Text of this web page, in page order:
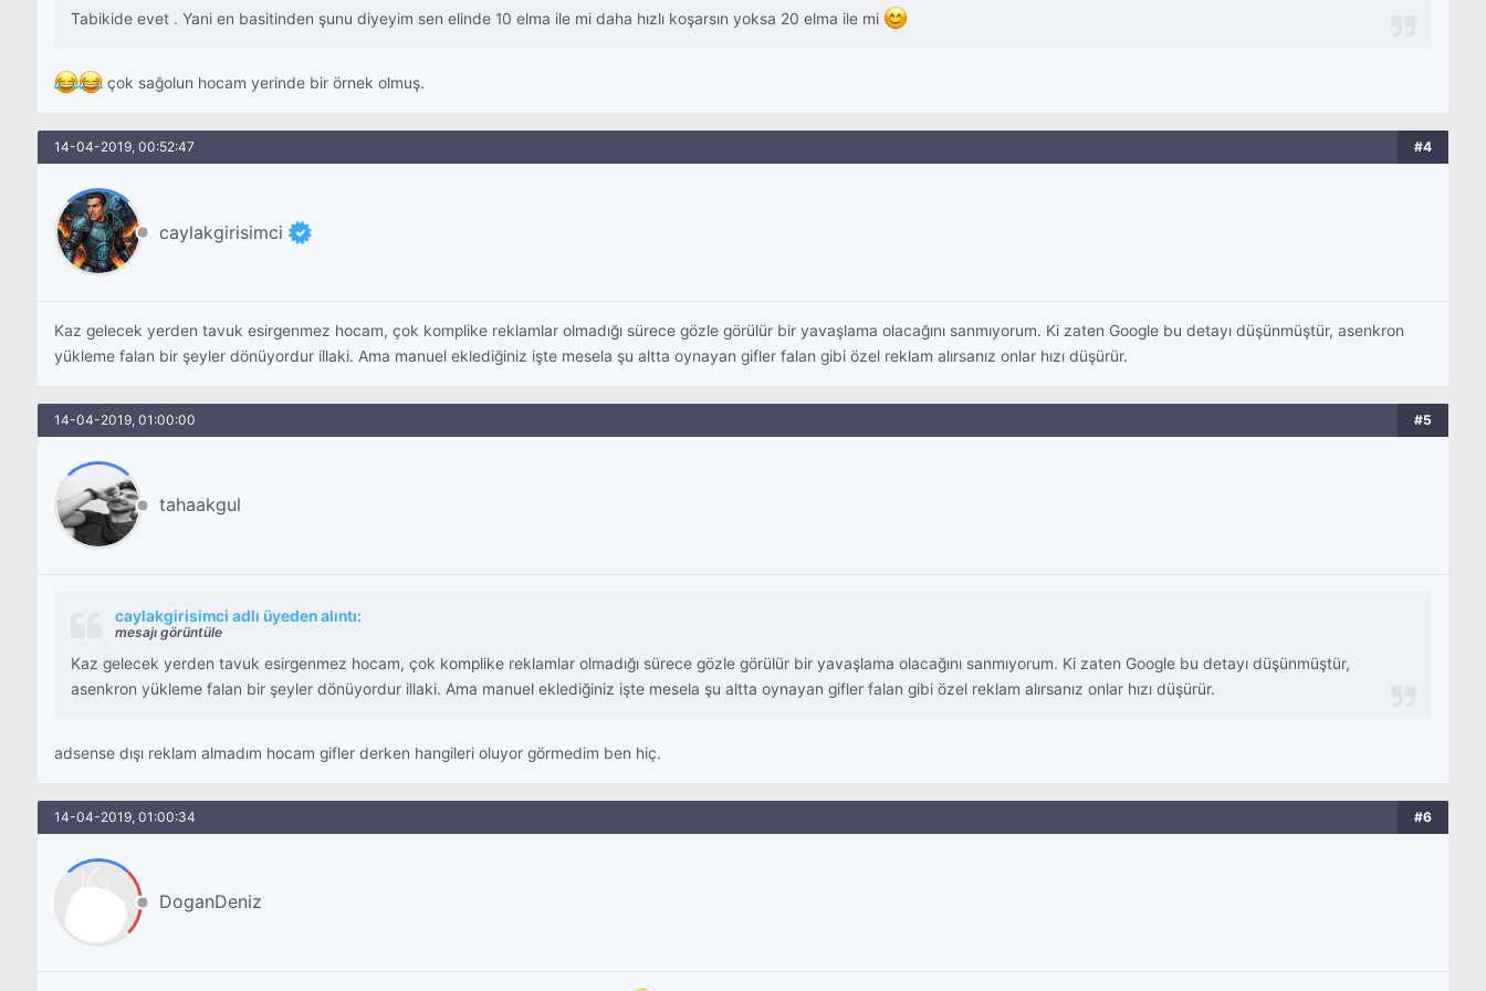
Tabikide evet . Yani en basitinden şunu diyeyim sen elinde 10 elma ile mi daha hızlı koşarsın yoksa 20 elma ile mi
çok sağolun hocam yerinde bir örnek olmuş.
14-04-2019, 00:52:47 #4
caylakgirisimci
Kaz gelecek yerden tavuk esirgenmez hocam, çok komplike reklamlar olmadığı sürece gözle görülür bir yavaşlama olacağını sanmıyorum. Ki zaten Google bu detayı düşünmüştür, asenkron
yükleme falan bir şeyler dönüyordur illaki. Ama manuel eklediğiniz işte mesela şu altta oynayan gifler falan gibi özel reklam alırsanız onlar hızı düşürür.
14-04-2019, 01:00:00 #5
tahaakgul
caylakgirisimci adlı üyeden alıntı:
mesajı görüntüle
Kaz gelecek yerden tavuk esirgenmez hocam, çok komplike reklamlar olmadığı sürece gözle görülür bir yavaşlama olacağını sanmıyorum. Ki zaten Google bu detayı düşünmüştür,
asenkron yükleme falan bir şeyler dönüyordur illaki. Ama manuel eklediğiniz işte mesela şu altta oynayan gifler falan gibi özel reklam alırsanız onlar hızı düşürür.
adsense dışı reklam almadım hocam gifler derken hangileri oluyor görmedim ben hiç.
14-04-2019, 01:00:34 #6
DoganDeniz